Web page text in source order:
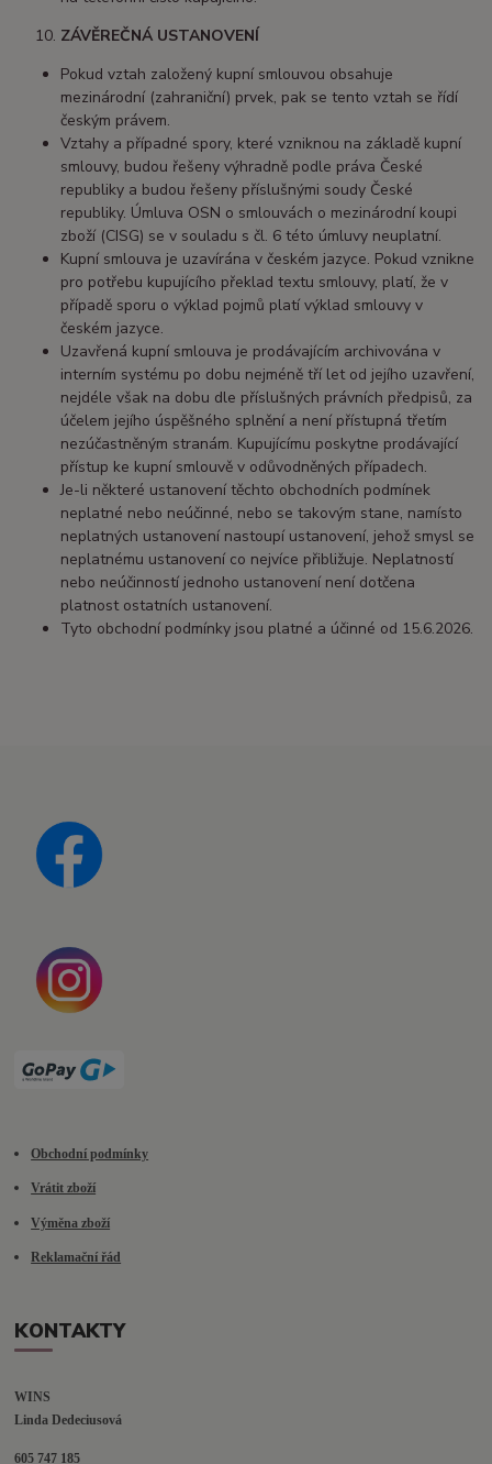
ZÁVĚREČNÁ USTANOVENÍ
Pokud vztah založený kupní smlouvou obsahuje
mezinárodní (zahraniční) prvek, pak se tento vztah se řídí
českým právem.
Vztahy a případné spory, které vzniknou na základě kupní
smlouvy, budou řešeny výhradně podle práva České
republiky a budou řešeny příslušnými soudy České
republiky. Úmluva OSN o smlouvách o mezinárodní koupi
zboží (CISG) se v souladu s čl. 6 této úmluvy neuplatní.
Kupní smlouva je uzavírána v českém jazyce. Pokud vznikne
pro potřebu kupujícího překlad textu smlouvy, platí, že v
případě sporu o výklad pojmů platí výklad smlouvy v
českém jazyce.
Uzavřená kupní smlouva je prodávajícím archivována v
interním systému po dobu nejméně tří let od jejího uzavření,
nejdéle však na dobu dle příslušných právních předpisů, za
účelem jejího úspěšného splnění a není přístupná třetím
nezúčastněným stranám. Kupujícímu poskytne prodávající
přístup ke kupní smlouvě v odůvodněných případech.
Je-li některé ustanovení těchto obchodních podmínek
neplatné nebo neúčinné, nebo se takovým stane, namísto
neplatných ustanovení nastoupí ustanovení, jehož smysl se
neplatnému ustanovení co nejvíce přibližuje. Neplatností
nebo neúčinností jednoho ustanovení není dotčena
platnost ostatních ustanovení.
Tyto obchodní podmínky jsou platné a účinné od 15.6.2026.
Obchodní podmínky
Vrátit zboží
Výměna zboží
Reklamační řád
KONTAKTY
WINS
Linda Dedeciusová
605 747 185